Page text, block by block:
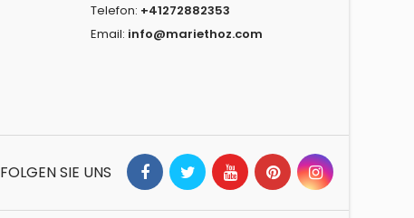
Telefon: +41272882353
Email: info@mariethoz.com
FOLGEN SIE UNS